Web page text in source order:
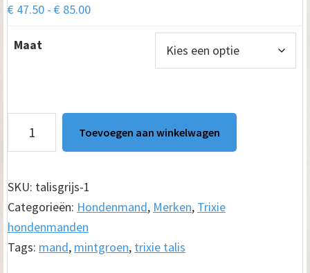
€ 47.50 - € 85.00Prijsklasse:
Maat
Talis
aantal
Toevoegen aan winkelwagen
SKU: talisgrijs-1
Categorieën: Hondenmand, Merken, Trixie
hondenmanden
Tags: mand, mintgroen, trixie talis